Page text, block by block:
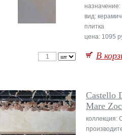
вид:
плитка
цена: 1095
В
Castello
Mare
коллекция: